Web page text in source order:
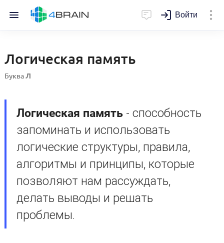
Войти
Логическая память
БукваЛ
Логическая память- способность
запоминать и использовать
логические структуры, правила,
алгоритмы и принципы, которые
позволяют нам рассуждать,
делать выводы и решать
проблемы.